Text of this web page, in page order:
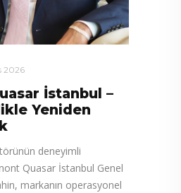
2026
İstanbul –
Yeniden
deneyimli
Quasar İstanbul Genel
markanın operasyonel